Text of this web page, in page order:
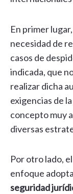
En primer
necesidad de
casos de
indicada, que
realizar dicha
exigencias de
concepto muy
diversas
Por otro lado,
enfoque
seguridad